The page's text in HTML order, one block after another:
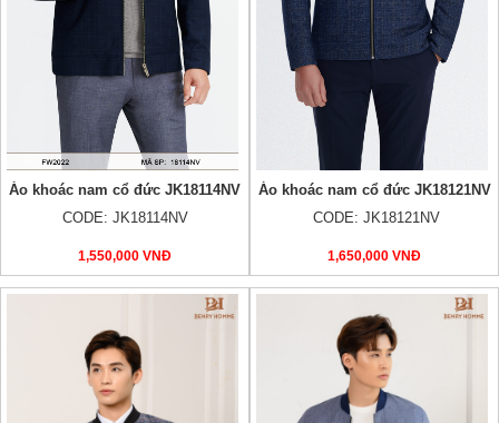
Áo khoác nam cổ đức JK18114NV
CODE: JK18114NV
1,550,000 VNĐ
Áo khoác nam cổ đức JK18121NV
CODE: JK18121NV
1,650,000 VNĐ